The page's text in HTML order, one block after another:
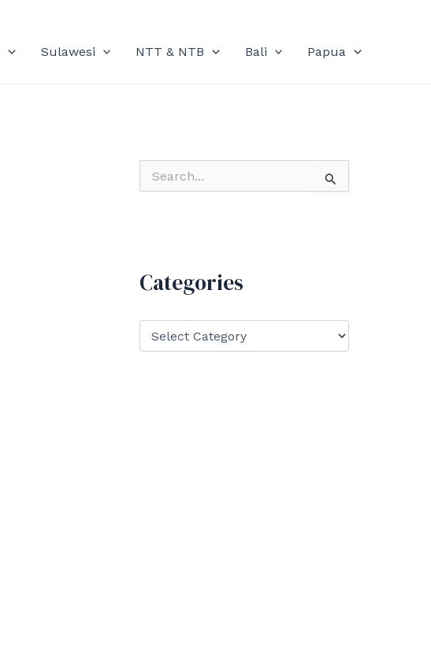
Sulawesi NTT & NTB Bali Papua
o
Categories